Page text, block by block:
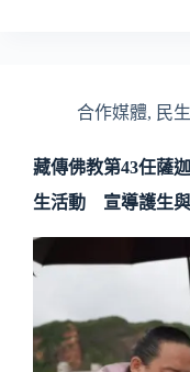
合作媒體, 民
藏傳佛教第43任薩
生活動 宣導護生與